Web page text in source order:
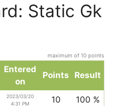
Static Gk
maximum of 10 points
Entered
on
Points Result
2023/03/20
4:31 PM
10 100 %